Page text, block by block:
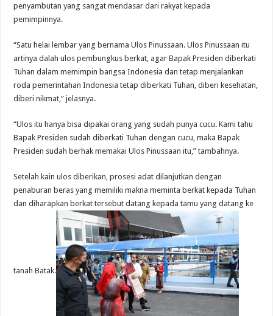
penyambutan yang sangat mendasar dari rakyat kepada
pemimpinnya.
“Satu helai lembar yang bernama Ulos Pinussaan. Ulos Pinussaan itu
artinya dalah ulos pembungkus berkat, agar Bapak Presiden diberkati
Tuhan dalam memimpin bangsa Indonesia dan tetap menjalankan
roda pemerintahan Indonesia tetap diberkati Tuhan, diberi kesehatan,
diberi nikmat,” jelasnya.
“Ulos itu hanya bisa dipakai orang yang sudah punya cucu. Kami tahu
Bapak Presiden sudah diberkati Tuhan dengan cucu, maka Bapak
Presiden sudah berhak memakai Ulos Pinussaan itu,” tambahnya.
Setelah kain ulos diberikan, prosesi adat dilanjutkan dengan
penaburan beras yang memiliki makna meminta berkat kepada Tuhan
dan diharapkan berkat tersebut datang kepada tamu yang datang ke
tanah Batak.